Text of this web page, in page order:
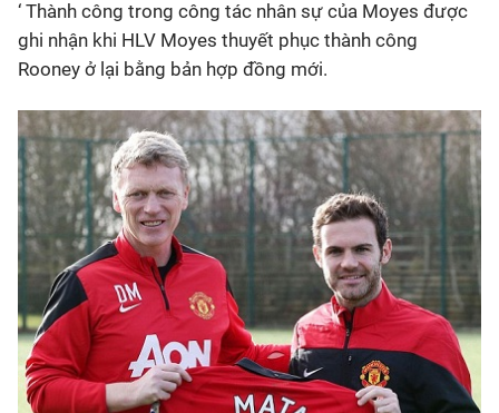
‘ Thành công trong công tác nhân sự của Moyes được
ghi nhận khi HLV Moyes thuyết phục thành công
Rooney ở lại bằng bản hợp đồng mới.